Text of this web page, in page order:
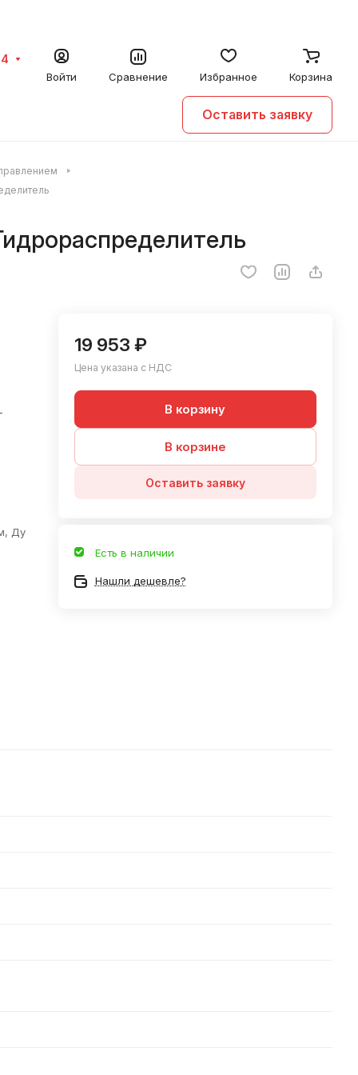
Войти Сравнение Избранное Корзина
Оставить заявку
Ду
19 953 ₽
Цена указана с НДС
В корзину
В корзине
Оставить заявку
Есть в наличии
Нашли дешевле?